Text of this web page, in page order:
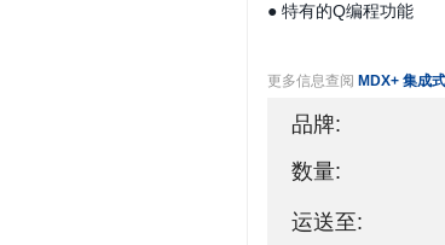
● 特有的Q编程功能
更多信息查阅 MDX+ 集成
品牌:
数量:
运送至: